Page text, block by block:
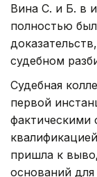
Вина С. и Б. в
полностью
судебном
Судебная
первой
фактическими
пришла к
оснований